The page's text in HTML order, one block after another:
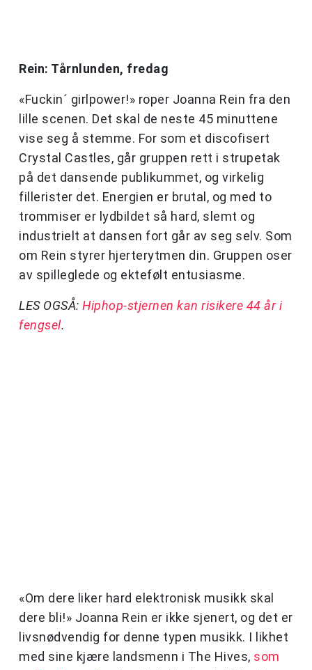
Rein: Tårnlunden, fredag
«Fuckin´ girlpower!» roper Joanna Rein fra den
lille scenen. Det skal de neste 45 minuttene
vise seg å stemme. For som et discofisert
Crystal Castles, går gruppen rett i strupetak
på det dansende publikummet, og virkelig
fillerister det. Energien er brutal, og med to
trommiser er lydbildet så hard, slemt og
industrielt at dansen fort går av seg selv. Som
om Rein styrer hjerterytmen din. Gruppen oser
av spilleglede og ektefølt entusiasme.
LES OGSÅ: Hiphop-stjernen kan risikere 44 år i
fengsel.
«Om dere liker hard elektronisk musikk skal
dere bli!» Joanna Rein er ikke sjenert, og det er
livsnødvendig for denne typen musikk. I likhet
med sine kjære landsmenn i The Hives, som